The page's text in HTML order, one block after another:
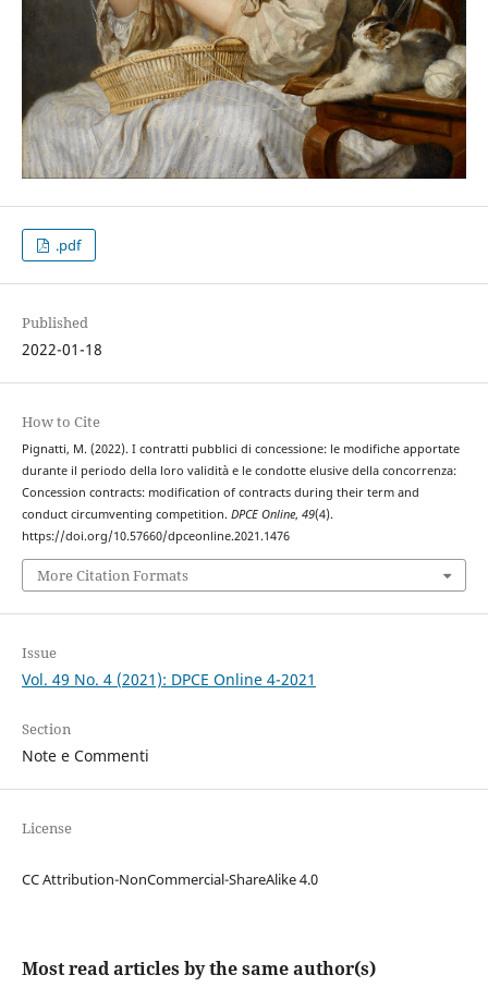
.pdf
Published
2022-01-18
How to Cite
Pignatti, M. (2022). I contratti pubblici di concessione: le modifiche apportate
durante il periodo della loro validità e le condotte elusive della concorrenza:
Concession contracts: modification of contracts during their term and
conduct circumventing competition. DPCE Online, 49(4).
https://doi.org/10.57660/dpceonline.2021.1476
More Citation Formats
Issue
Vol. 49 No. 4 (2021): DPCE Online 4-2021
Section
Note e Commenti
License
CC Attribution-NonCommercial-ShareAlike 4.0
Most read articles by the same author(s)